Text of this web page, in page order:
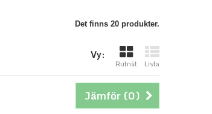
Det finns 20 produkter.
Vy:
Rutnät Lista
Jämför (0)